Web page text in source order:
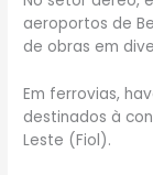
aeroportos de
de obras em
Em ferrovias,
destinados à
Leste (Fiol).